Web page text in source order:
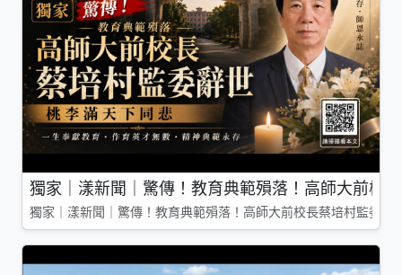
獨家｜漾新聞｜驚傳！教育典範殞落！高師大前校
獨家｜漾新聞｜驚傳！教育典範殞落！高師大前校長蔡培村監委